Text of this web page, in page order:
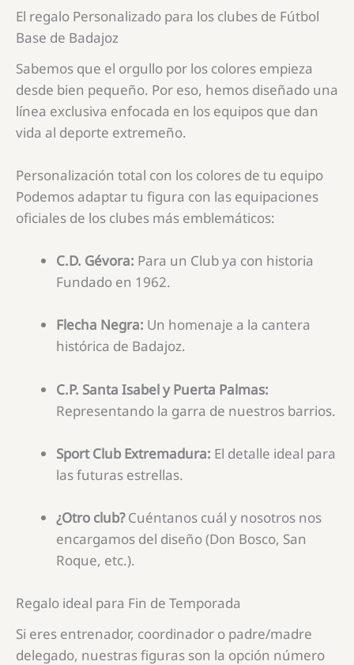
El regalo Personalizado para los clubes de Fútbol
Base de Badajoz
Sabemos que el orgullo por los colores empieza
desde bien pequeño. Por eso, hemos diseñado una
línea exclusiva enfocada en los equipos que dan
vida al deporte extremeño.
Personalización total con los colores de tu equipo
Podemos adaptar tu figura con las equipaciones
oficiales de los clubes más emblemáticos:
C.D. Gévora: Para un Club ya con historia
Fundado en 1962.
Flecha Negra: Un homenaje a la cantera
histórica de Badajoz.
C.P. Santa Isabel y Puerta Palmas:
Representando la garra de nuestros barrios.
Sport Club Extremadura: El detalle ideal para
las futuras estrellas.
¿Otro club?Cuéntanos cuál y nosotros nos
encargamos del diseño (Don Bosco, San
Roque, etc.).
Regalo ideal para Fin de Temporada
Si eres entrenador, coordinador o padre/madre
delegado, nuestras figuras son la opción número